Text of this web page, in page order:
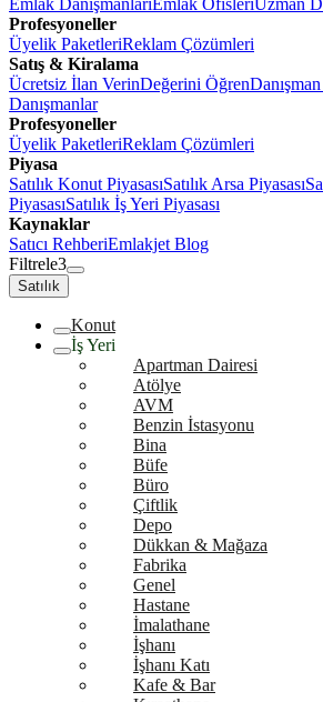
Emlak DanışmanlarıEmlak OfisleriUzman
Profesyoneller
Üyelik PaketleriReklam Çözümleri
Satış & Kiralama
Ücretsiz İlan VerinDeğerini Öğren
Danışmanlar
Profesyoneller
Üyelik PaketleriReklam Çözümleri
Piyasa
Satılık Konut PiyasasıSatılık Arsa Piyasası
PiyasasıSatılık İş Yeri Piyasası
Kaynaklar
Satıcı RehberiEmlakjet Blog
Filtrele3
Satılık
Konut
İş Yeri
Apartman Dairesi
Atölye
AVM
Benzin İstasyonu
Bina
Büfe
Büro
Çiftlik
Depo
Dükkan & Mağaza
Fabrika
Genel
Hastane
İmalathane
İşhanı
İşhanı Katı
Kafe & Bar